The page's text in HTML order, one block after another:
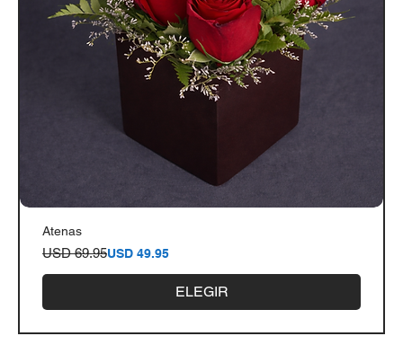
Atenas
Precio
USD 69.95
Precio de ofertaUSD 49.95
ELEGIR